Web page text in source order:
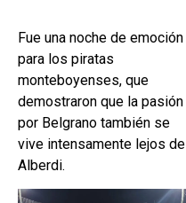
Fue una noche de emoción
para los piratas
monteboyenses, que
demostraron que la pasión
por Belgrano también se
vive intensamente lejos de
Alberdi.